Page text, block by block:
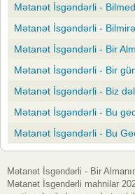
Mətanət İsgəndərli -
Mətanət İsgəndərli -
Mətanət İsgəndərli - Bir
Mətanət İsgəndərli - Bir
Mətanət İsgəndərli - Biz
Mətanət İsgəndərli - Bu
Mətanət İsgəndərli - Bu
Mətanət İsgəndərli - Bir
Mətanət İsgəndərli mahnilar